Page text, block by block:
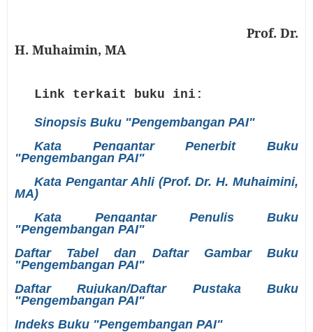
Prof. Dr.
H. Muhaimin, MA
Link terkait buku ini:
Sinopsis Buku "Pengembangan PAI"
Kata Pengantar Penerbit Buku
"Pengembangan PAI"
Kata Pengantar Ahli (Prof. Dr. H. Muhaimini,
MA)
Kata Pengantar Penulis Buku
"Pengembangan PAI"
Daftar Tabel dan Daftar Gambar Buku
"Pengembangan PAI"
Daftar Rujukan/Daftar Pustaka Buku
"Pengembangan PAI"
Indeks Buku "Pengembangan PAI"